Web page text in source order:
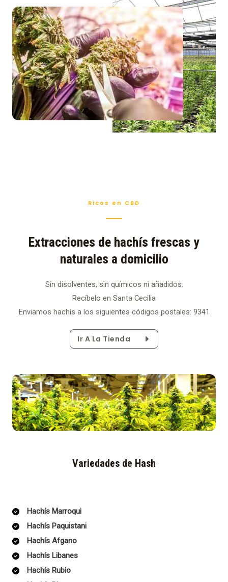
Ricos en CBD
Extracciones de hachís frescas y
naturales a domicilio
Sin disolventes, sin químicos ni añadidos.
Recíbelo en Santa Cecilia
Enviamos hachís a los siguientes códigos postales: 9341
Ir A La Tienda
Variedades de Hash
Hachís Marroqui
Hachís Paquistani
Hachís Afgano
Hachís Libanes
Hachís Rubio